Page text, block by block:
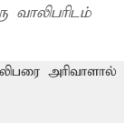
வாலிபரிடம்